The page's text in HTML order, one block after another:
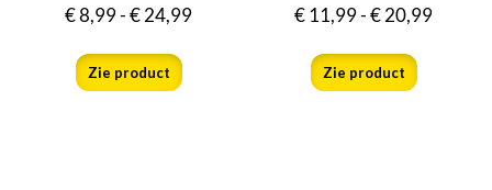
€8,99-€24,99
Zie product
€11,99-€20,99
Zie product